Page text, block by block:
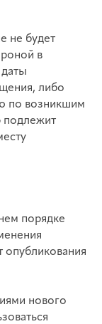
не будет
в
либо
по возникшим
подлежит
порядке
опубликования
нового